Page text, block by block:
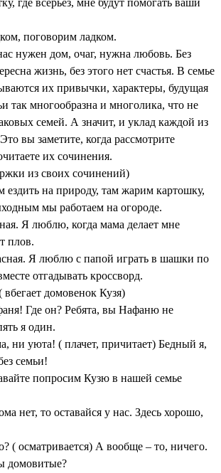
где всерьез, мне будут помогать ваши
поговорим ладком.
нужен дом, очаг, нужна любовь. Без
жизнь, без этого нет счастья. В семье
их привычки, характеры, будущая
так многообразна и многолика, что не
семей. А значит, и уклад каждой из
вы заметите, когда рассмотрите
их сочинения.
из своих сочинений)
на природу, там жарим картошку,
мы работаем на огороде.
Я люблю, когда мама делает мне
плов.
Я люблю с папой играть в шашки по
отгадывать кроссворд.
вбегает домовенок Кузя)
Где он? Ребята, вы Нафаню не
я один.
ни уюта! ( плачет, причитает) Бедный я,
семьи!
попросим Кузю в нашей семье
нет, то оставайся у нас. Здесь хорошо,
( осматривается) А вообще – то, ничего.
домовитые?